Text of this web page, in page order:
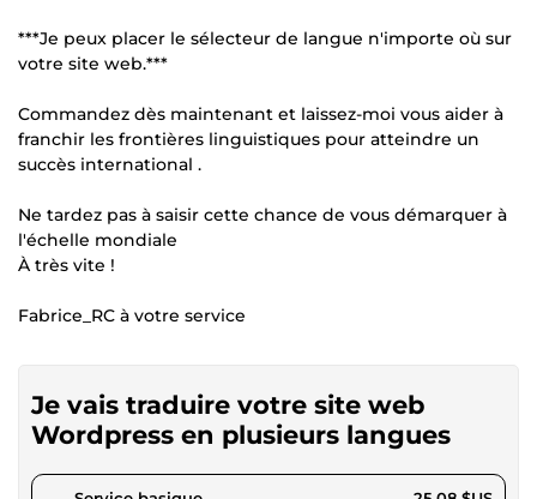
***Je peux placer le sélecteur de langue n'importe où sur
votre site web.***
Commandez dès maintenant et laissez-moi vous aider à
franchir les frontières linguistiques pour atteindre un
succès international .
Ne tardez pas à saisir cette chance de vous démarquer à
l'échelle mondiale
À très vite !
Fabrice_RC à votre service
Je vais traduire votre site web
Wordpress en plusieurs langues